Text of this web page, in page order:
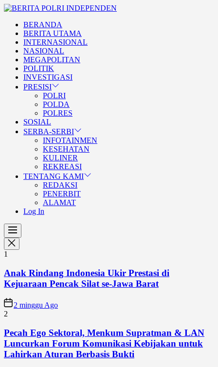
Skip
content
BERITA POLRI
INDEPENDEN
BERANDA
BERITA UTAMA
INTERNASIONAL
NASIONAL
MEGAPOLITAN
POLITIK
INVESTIGASI
PRESISI
POLRI
POLDA
POLRES
SOSIAL
SERBA-SERBI
INFOTAINMEN
KESEHATAN
KULINER
REKREASI
TENTANG KAMI
REDAKSI
PENERBIT
ALAMAT
Log In
1
Anak Rindang Indonesia Ukir Prestasi di
Kejuaraan Pencak Silat se-Jawa Barat
2 minggu Ago
2
Pecah Ego Sektoral, Menkum Supratman & LAN
Luncurkan Forum Komunikasi Kebijakan untuk
Lahirkan Aturan Berbasis Bukti